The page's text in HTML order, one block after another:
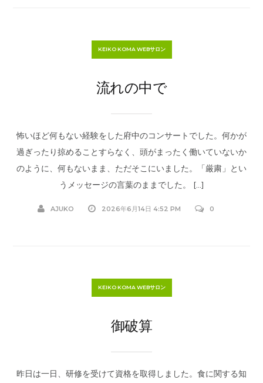
KEIKO KOMA WEBサロン
流れの中で
怖いほど何もない経験をした府中のコンサートでした。何かが
過ぎったり掠めることすらなく、頭がまったく働いていないか
のように、何もないまま、ただそこにいました。「厳粛」とい
うメッセージの言葉のままでした。 […]
AJUKO 2026年6月14日 4:52 PM 0
KEIKO KOMA WEBサロン
御破算
昨日は一日、研修を受けて資格を取得しました。食に関する知